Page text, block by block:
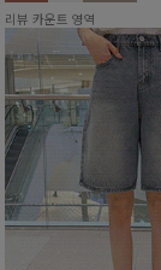
리뷰 카운트 영역